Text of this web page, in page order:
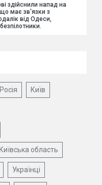
здійснили напад на
має зв'язки з
від Одеси,
Росія Київ
Київська область
Українці